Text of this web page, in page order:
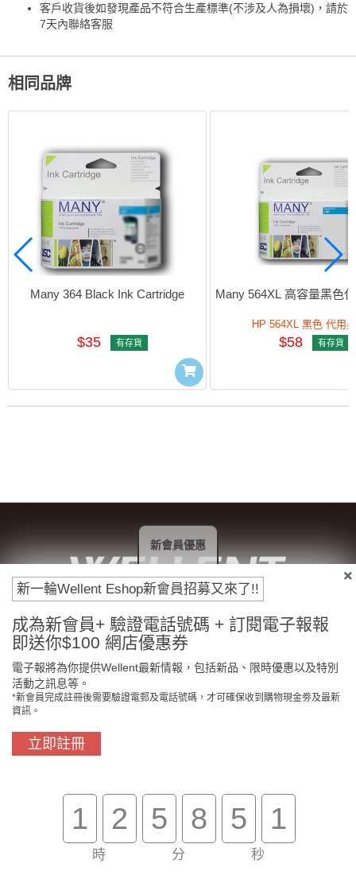
客戶收貨後如發現產品不符合生產標準(不涉及人為損壞)，請於
7天內聯絡客服
相同品牌
Many 364 Black Ink Cartridge
$35 有存貨
Many 564XL 高容量黑色
HP 564XL 黑色 代用
$58 有存貨
付款方法
門市免費自取 原裝行貨保證
新一輪Wellent Eshop新會員招募又來了!!
成為新會員+ 驗證電話號碼 + 訂閱電子報報
即送你$100 網店優惠券
電子報將為你提供Wellent最新情報，包括新品、限時優惠以及特別
活動之訊息等。
*新會員完成註冊後需要驗證電郵及電話號碼，才可確保收到購物現金劵及最新
資訊。
立即註冊
1 2
時
5 8
分
5 1
秒
新會員優惠